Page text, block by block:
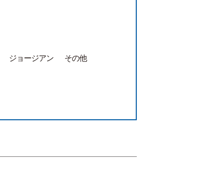
ジョージアン その他